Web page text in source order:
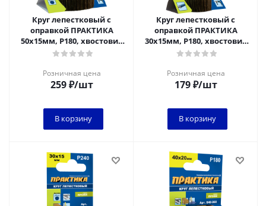
Круг лепестковый с
оправкой ПРАКТИКА
50х15мм, P180, хвостовик
6 мм, серия Профи
Розничная цена
259₽/шт
В корзину
Круг лепестковый с
оправкой ПРАКТИКА
30х15мм, P180, хвостовик
6 мм, серия Профи
Розничная цена
179₽/шт
В корзину